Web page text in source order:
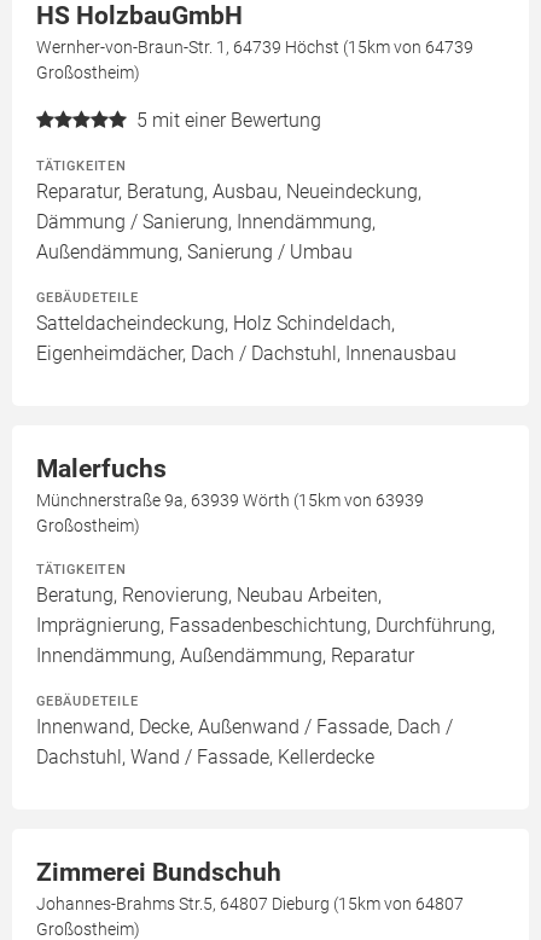
HS HolzbauGmbH
Wernher-von-Braun-Str. 1, 64739 Höchst (15km von 64739
Großostheim)
5 mit einer Bewertung
TÄTIGKEITEN
Reparatur, Beratung, Ausbau, Neueindeckung,
Dämmung / Sanierung, Innendämmung,
Außendämmung, Sanierung / Umbau
GEBÄUDETEILE
Satteldacheindeckung, Holz Schindeldach,
Eigenheimdächer, Dach / Dachstuhl, Innenausbau
Malerfuchs
Münchnerstraße 9a, 63939 Wörth (15km von 63939
Großostheim)
TÄTIGKEITEN
Beratung, Renovierung, Neubau Arbeiten,
Imprägnierung, Fassadenbeschichtung, Durchführung,
Innendämmung, Außendämmung, Reparatur
GEBÄUDETEILE
Innenwand, Decke, Außenwand / Fassade, Dach /
Dachstuhl, Wand / Fassade, Kellerdecke
Zimmerei Bundschuh
Johannes-Brahms Str.5, 64807 Dieburg (15km von 64807
Großostheim)